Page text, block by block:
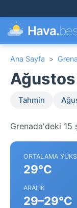
Hava.
Ana Sayfa >
Ağustos
Tahmin
Grenada'deki 15
ORTALAMA
29°C
ARALIK
29–29°C